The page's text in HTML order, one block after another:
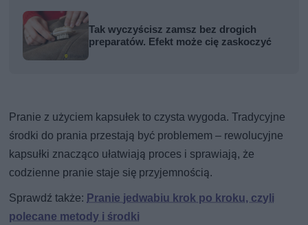
Tak wyczyścisz zamsz bez drogich
preparatów. Efekt może cię zaskoczyć
Pranie z użyciem kapsułek to czysta wygoda. Tradycyjne
środki do prania przestają być problemem – rewolucyjne
kapsułki znacząco ułatwiają proces i sprawiają, że
codzienne pranie staje się przyjemnością.
Sprawdź także: Pranie jedwabiu krok po kroku, czyli
polecane metody i środki